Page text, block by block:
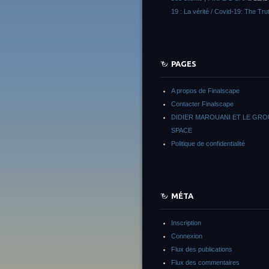
19 : La vérité / Covid-19: The
PAGES
A propos de Finalscape
Contacter Finalscape
DIDIER MAROUANI ET LE
SPACE
Politique de confidentialité
MÉTA
Inscription
Connexion
Flux des publications
Flux des commentaires